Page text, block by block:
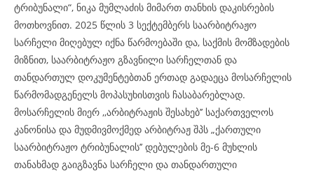
ტრიბუნალი“, ნიკა მუმლაძის მიმართ თანხის დაკისრების
მოთხოვნით. 2025 წლის 3 სექტემბერს საარბიტრაჟო
სარჩელი მიღებულ იქნა წარმოებაში და, საქმის მომზადების
მიზნით, საარბიტრაჟო გზავნილი სარჩელთან და
თანდართულ დოკუმენტებთან ერთად გადაეცა მოსარჩელის
წარმომადგენელს მოპასუხისთვის ჩასაბარებლად.
მოსარჩელის მიერ ,,არბიტრაჟის შესახებ’’ საქართველოს
კანონისა და მუდმივმოქმედ არბიტრაჟ შპს „ქართული
საარბიტრაჟო ტრიბუნალის’’ დებულების მე-6 მუხლის
თანახმად გაიგზავნა სარჩელი და თანდართული